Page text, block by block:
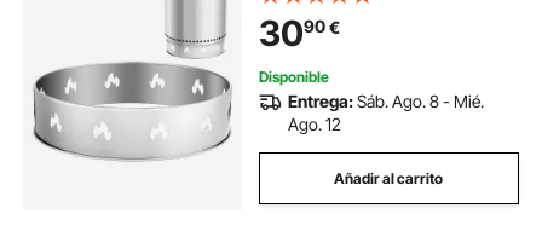
Herramientas para Chimenea,
Carga de 60 kg, φ 408 x 99 mm,
Plata
3090€
Disponible
Entrega:Sáb. Ago. 8 - Mié.
Ago. 12
Añadir al carrito